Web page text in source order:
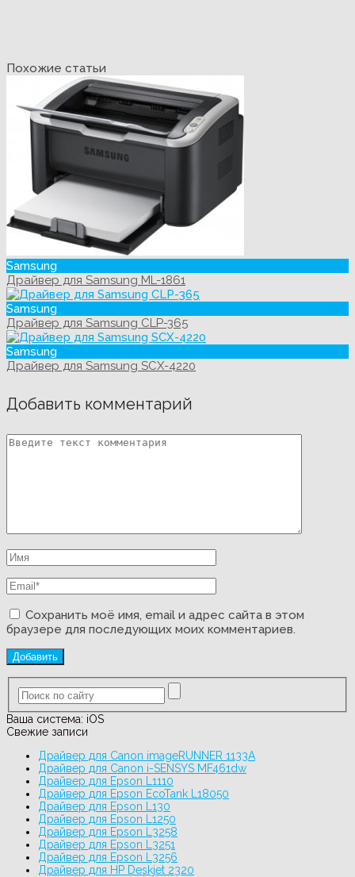
Похожие статьи
Samsung
Драйвер для Samsung ML-1861
Samsung
Драйвер для Samsung CLP-365
Samsung
Драйвер для Samsung SCX-4220
Добавить комментарий
Сохранить моё имя, email и адрес сайта в этом
браузере для последующих моих комментариев.
Ваша система: iOS
Свежие записи
Драйвер для Canon imageRUNNER 1133A
Драйвер для Canon i-SENSYS MF461dw
Драйвер для Epson L1110
Драйвер для Epson EcoTank L18050
Драйвер для Epson L130
Драйвер для Epson L1250
Драйвер для Epson L3258
Драйвер для Epson L3251
Драйвер для Epson L3256
Драйвер для HP Deskjet 2320